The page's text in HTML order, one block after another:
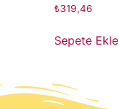
₺319,46
Sepete Ekle